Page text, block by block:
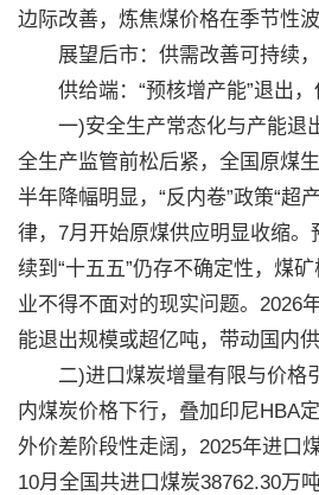
边际改善，炼焦煤价格在季节性
展望后市：供需改善可持续，
供给端：“预核增产能”退出，
一)安全生产常态化与产能退
全生产监管前松后紧，全国原煤
半年降幅明显，“反内卷”政策“超
律，7月开始原煤供应明显收缩
续到“十五五”仍存不确定性，煤
业不得不面对的现实问题。2026
能退出规模或超亿吨，带动国内供
二)进口煤炭增量有限与价格
内煤炭价格下行，叠加印尼HBA
外价差阶段性走阔，2025年进口
10月全国共进口煤炭38762.30万